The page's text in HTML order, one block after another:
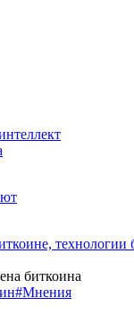
технологии
#Мнения